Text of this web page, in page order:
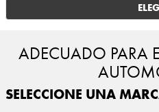
ADECUADO PARA
SELECCIONE UNA